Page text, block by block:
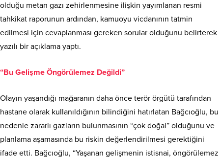
olduğu metan gazı zehirlenmesine ilişkin yayımlanan resmi
tahkikat raporunun ardından, kamuoyu vicdanının tatmin
edilmesi için cevaplanması gereken sorular olduğunu belirterek
yazılı bir açıklama yaptı.
“Bu Gelişme Öngörülemez Değildi”
Olayın yaşandığı mağaranın daha önce terör örgütü tarafından
hastane olarak kullanıldığının bilindiğini hatırlatan Bağcıoğlu, bu
nedenle zararlı gazların bulunmasının “çok doğal” olduğunu ve
planlama aşamasında bu riskin değerlendirilmesi gerektiğini
ifade etti. Bağcıoğlu, “Yaşanan gelişmenin istisnai, öngörülemez